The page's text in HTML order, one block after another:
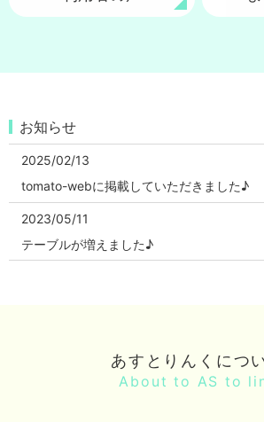
お知らせ
2025/02/13
tomato-webに掲載していただきました♪
2023/05/11
テーブルが増えました♪
ハルモニ＠ホームあすとりんくにつ
About to AS to